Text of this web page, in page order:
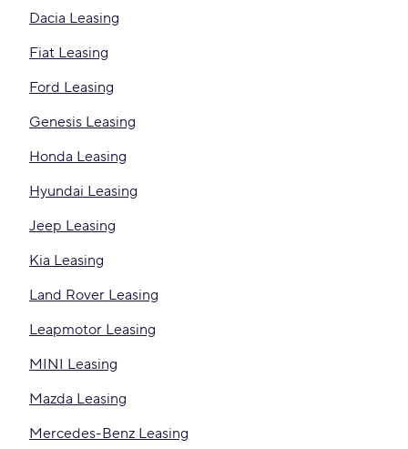
Dacia Leasing
Fiat Leasing
Ford Leasing
Genesis Leasing
Honda Leasing
Hyundai Leasing
Jeep Leasing
Kia Leasing
Land Rover Leasing
Leapmotor Leasing
MINI Leasing
Mazda Leasing
Mercedes-Benz Leasing